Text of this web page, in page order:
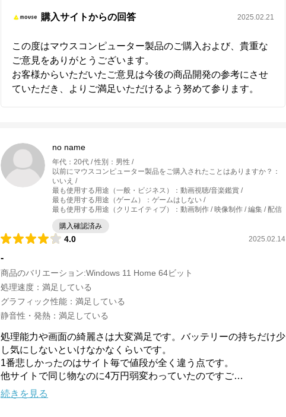
購入サイトからの回答 2025.02.21
この度はマウスコンピューター製品のご購入および、貴重な
ご意見をありがとうございます。
お客様からいただいたご意見は今後の商品開発の参考にさせ
ていただき、よりご満足いただけるよう努めて参ります。
no name
年代 ： 20代 性別 ： 男性
以前にマウスコンピューター製品をご購入されたことはありますか？ ：
いいえ
最も使用する用途（一般・ビジネス）
： 動画視聴/音楽鑑賞
最も使用する用途（ゲーム）
： ゲームはしない
最も使用する用途（クリエイティブ）
： 動画制作 / 映像制作 / 編集 / 配信
購入確認済み
4.0 2025.02.14
-
商品のバリエーション:Windows 11 Home 64ビット
処理速度 ： 満足している
グラフィック性能 ： 満足している
静音性・発熱 ： 満足している
処理能力や画面の綺麗さは大変満足です。バッテリーの持ちだけ少
し気にしないといけなかなくらいです。
1番悲しかったのはサイト毎で値段が全く違う点です。
他サイトで同じ物なのに4万円弱変わっていたのですご…
続きを見る